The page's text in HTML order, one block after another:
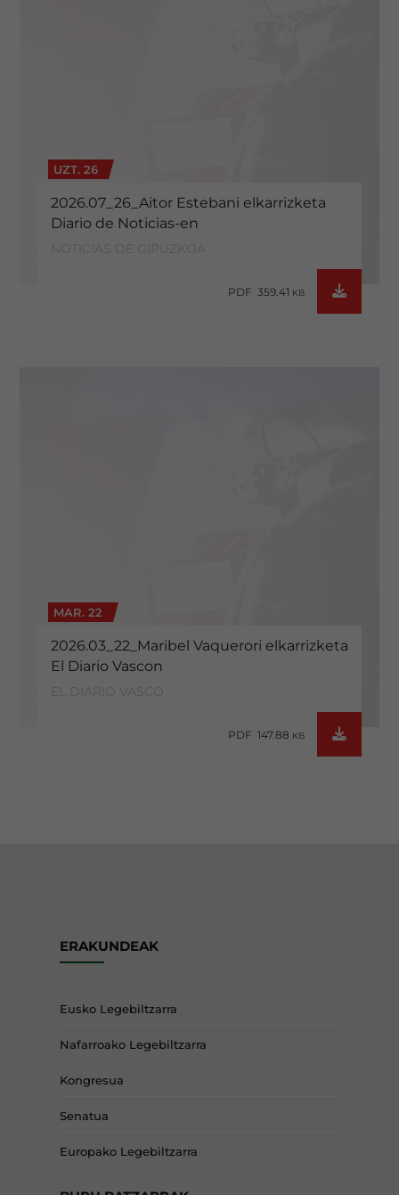
UZT. 26
2026.07_26_Aitor Estebani elkarrizketa
Diario de Noticias-en
PDF 359.41 KB
MAR. 22
2026.03_22_Maribel Vaquerori elkarrizketa
El Diario Vascon
PDF 147.88 KB
ERAKUNDEAK
Eusko Legebiltzarra
Nafarroako Legebiltzarra
Kongresua
Senatua
Europako Legebiltzarra